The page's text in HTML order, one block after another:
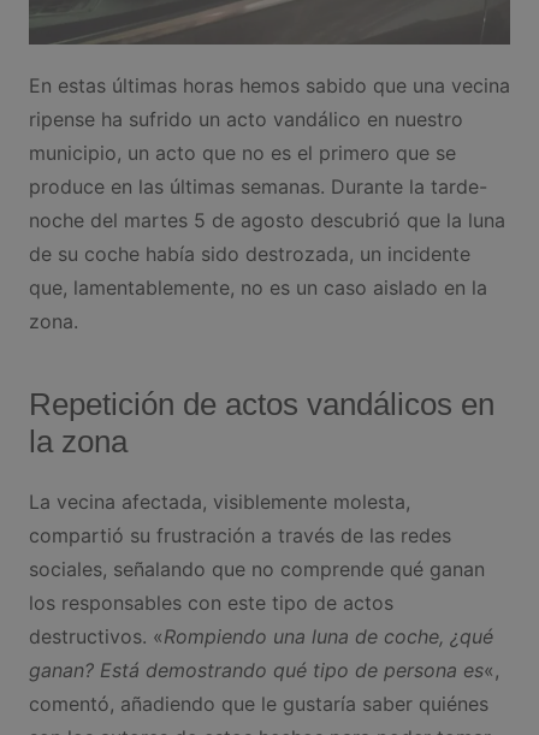
En estas últimas horas hemos sabido que una vecina
ripense ha sufrido un acto vandálico en nuestro
municipio, un acto que no es el primero que se
produce en las últimas semanas. Durante la tarde-
noche del martes 5 de agosto descubrió que la luna
de su coche había sido destrozada, un incidente
que, lamentablemente, no es un caso aislado en la
zona.
Repetición de actos vandálicos en
la zona
La vecina afectada, visiblemente molesta,
compartió su frustración a través de las redes
sociales, señalando que no comprende qué ganan
los responsables con este tipo de actos
destructivos. «Rompiendo una luna de coche, ¿qué
ganan? Está demostrando qué tipo de persona es«,
comentó, añadiendo que le gustaría saber quiénes